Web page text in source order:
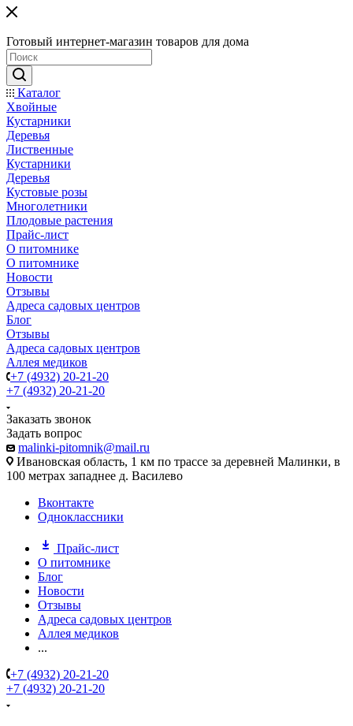
Готовый интернет-магазин товаров для дома
Каталог
Хвойные
Кустарники
Деревья
Лиственные
Кустарники
Деревья
Кустовые розы
Многолетники
Плодовые растения
Прайс-лист
О питомнике
О питомнике
Новости
Отзывы
Адреса садовых центров
Блог
Отзывы
Адреса садовых центров
Аллея медиков
+7 (4932) 20-21-20
+7 (4932) 20-21-20
Заказать звонок
Задать вопрос
malinki-pitomnik@mail.ru
Ивановская область, 1 км по трассе за деревней Малинки, в
100 метрах западнее д. Василево
Вконтакте
Одноклассники
Прайс-лист
О питомнике
Блог
Новости
Отзывы
Адреса садовых центров
Аллея медиков
...
+7 (4932) 20-21-20
+7 (4932) 20-21-20